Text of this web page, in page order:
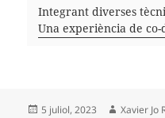
Integrant diverses
Una experiència de co-
Publicat
5 juliol, 2023 Autor
Xavier Jo